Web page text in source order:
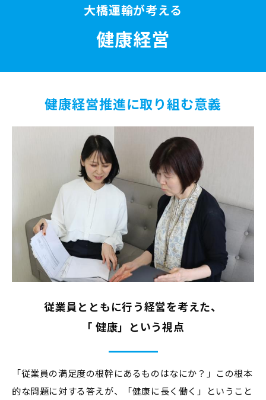
大橋運輸が考える
健康経営
健康経営推進に取り組む意義
従業員とともに行う経営を考えた、
「 健康」という視点
「従業員の満足度の根幹にあるものはなにか？」この根本
的な問題に対する答えが、「健康に長く働く」ということ